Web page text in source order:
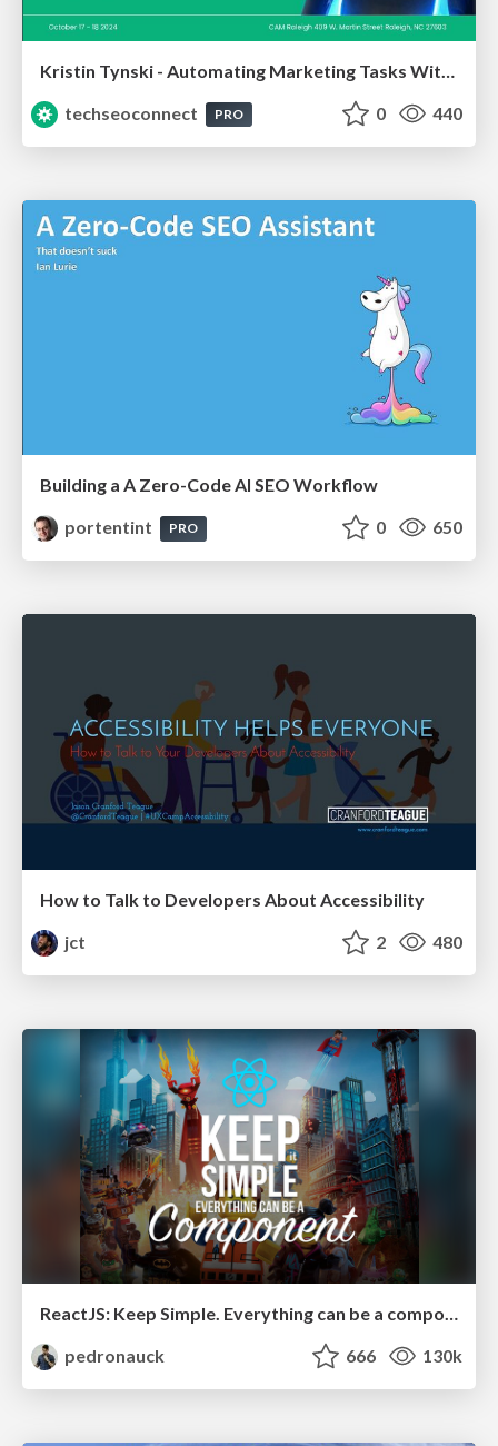
Kristin Tynski - Automating Marketing Tasks With AI
techseoconnect
PRO 0 440
Building a A Zero-Code AI SEO Workflow
portentint
PRO 0 650
How to Talk to Developers About Accessibility
jct
2 480
ReactJS: Keep Simple. Everything can be a component!
pedronauck
666 130k